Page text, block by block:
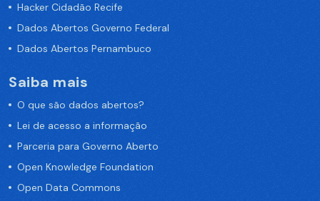
Hacker Cidadão Recife
Dados Abertos Governo Federal
Dados Abertos Pernambuco
Saiba mais
O que são dados abertos?
Lei de acesso a informação
Parceria para Governo Aberto
Open Knowledge Foundation
Open Data Commons